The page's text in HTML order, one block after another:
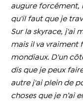
augure forcément,
qu'il faut que je
Sur la skyrace, j'ai
mais il va vraiment
mondiaux. D'un
dis que je peux
autre j'ai plein de
choses que je n’ai